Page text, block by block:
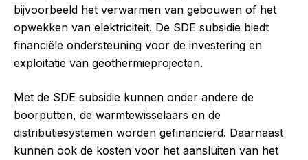
bijvoorbeeld het verwarmen van gebouwen of het
opwekken van elektriciteit. De SDE subsidie biedt
financiële ondersteuning voor de investering en
exploitatie van geothermieprojecten.
Met de SDE subsidie kunnen onder andere de
boorputten, de warmtewisselaars en de
distributiesystemen worden gefinancierd. Daarnaast
kunnen ook de kosten voor het aansluiten van het